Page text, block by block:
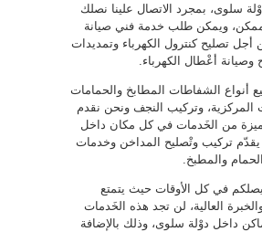
سلوى، بمجرد الاتصال علينا نصلك
ويمكن طلب خدمة فني صيانة
أجل تصليح كنترول الكهرباء وتمديدات
وصيانة أعْطال الكهرباء.
أنواع الشفاطات المطابخ والحمامات
وتركيب النجف ونحن نقدم
من الخَدمات في كل مكان داخل
تركيب وتْصليح المداخن وخدمات
والمطبخ.
في كل الأوقات حيث يتمتع
العالية، لن تجد هذه الخَدمات
داخل دوْلة سلوى، وذلك بالإضافة